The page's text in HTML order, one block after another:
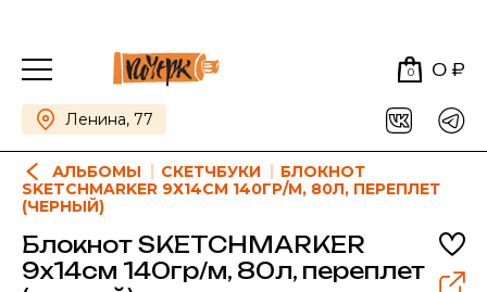
0 0 ₽
Ленина, 77
АЛЬБОМЫ СКЕТЧБУКИ
БЛОКНОТ
SKETCHMARKER 9Х14СМ 140ГР/М, 80Л, ПЕРЕПЛЕТ
(ЧЕРНЫЙ)
Блокнот SKETCHMARKER
9х14см 140гр/м, 80л, переплет